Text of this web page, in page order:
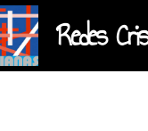
Redes